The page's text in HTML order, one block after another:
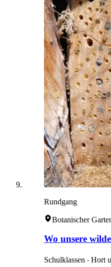
Rundgang
Botanischer
Wo unsere
Schulklassen ‧ Hort